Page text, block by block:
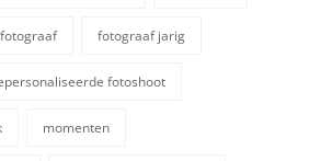
fotograaf fotograaf jarig
fotoshoot
momenten